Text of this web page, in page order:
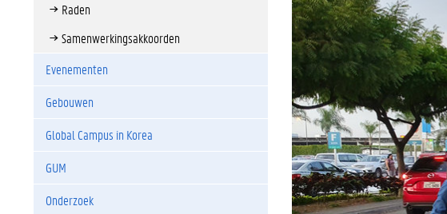
Raden
Samenwerkingsakkoorden
Evenementen
Gebouwen
Global Campus in Korea
GUM
Onderzoek